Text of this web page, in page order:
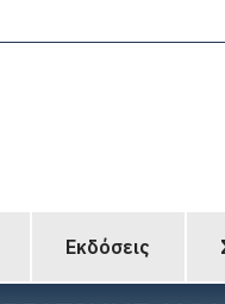
Εκδόσεις